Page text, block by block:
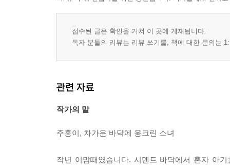
접수된 글은 확인을 거쳐 이 곳에 게재됩니다.
독자 분들의 리뷰는 리뷰 쓰기를, 책에 대한 문의는
관련 자료
작가의 말
주홍이, 차가운 바닥에 웅크린 소녀
작년 이맘때였습니다. 시멘트 바닥에서 혼자 아